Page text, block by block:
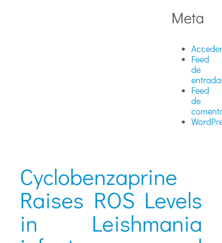
Meta
Feed
de
Feed
de
Cyclobenzaprine
Raises ROS Levels
in Leishmania